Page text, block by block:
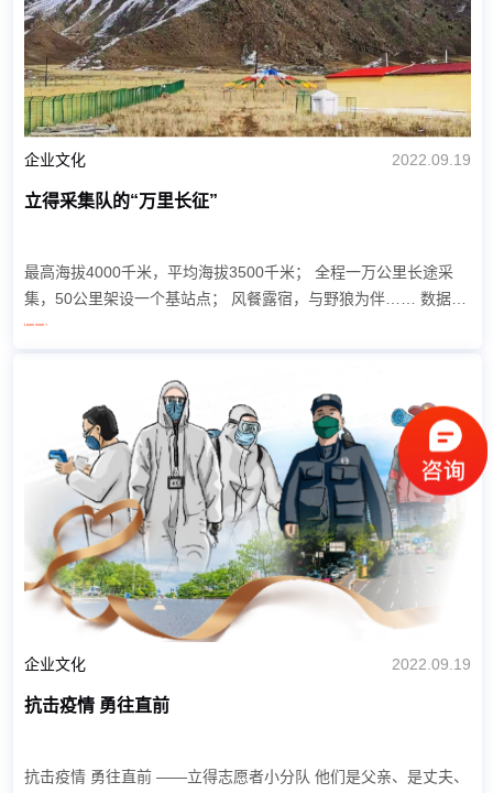
企业文化 2022.09.19
立得采集队的“万里长征”
最高海拔4000千米，平均海拔3500千米； 全程一万公里长途采
集，50公里架设一个基站点； 风餐露宿，与野狼为伴…… 数据生
产中心项目经理王毅力、外业采集员张宗明、车队司机熊洁，协助
Learn more >
企业文化 2022.09.19
抗击疫情 勇往直前
抗击疫情 勇往直前 ——立得志愿者小分队 他们是父亲、是丈夫、